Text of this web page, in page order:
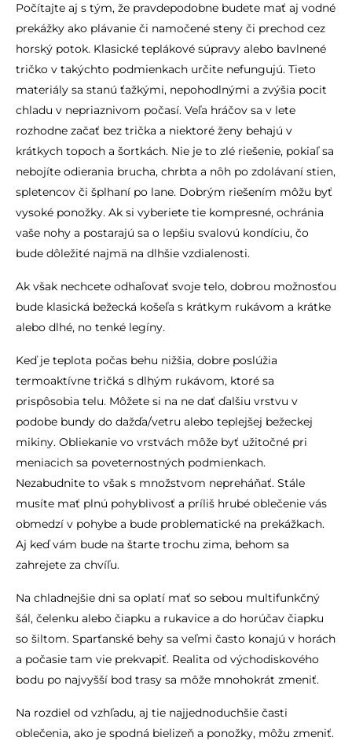
Počítajte aj s tým, že pravdepodobne budete mať aj vodné
prekážky ako plávanie či namočené steny či prechod cez
horský potok. Klasické teplákové súpravy alebo bavlnené
tričko v takýchto podmienkach určite nefungujú. Tieto
materiály sa stanú ťažkými, nepohodlnými a zvýšia pocit
chladu v nepriaznivom počasí. Veľa hráčov sa v lete
rozhodne začať bez trička a niektoré ženy behajú v
krátkych topoch a šortkách. Nie je to zlé riešenie, pokiaľ sa
nebojíte odierania brucha, chrbta a nôh po zdolávaní stien,
spletencov či šplhaní po lane. Dobrým riešením môžu byť
vysoké ponožky. Ak si vyberiete tie kompresné, ochránia
vaše nohy a postarajú sa o lepšiu svalovú kondíciu, čo
bude dôležité najmä na dlhšie vzdialenosti.
Ak však nechcete odhaľovať svoje telo, dobrou možnosťou
bude klasická bežecká košeľa s krátkym rukávom a krátke
alebo dlhé, no tenké legíny.
Keď je teplota počas behu nižšia, dobre poslúžia
termoaktívne tričká s dlhým rukávom, ktoré sa
prispôsobia telu. Môžete si na ne dať ďalšiu vrstvu v
podobe bundy do dažďa/vetru alebo teplejšej bežeckej
mikiny. Obliekanie vo vrstvách môže byť užitočné pri
meniacich sa poveternostných podmienkach.
Nezabudnite to však s množstvom nepreháňať. Stále
musíte mať plnú pohyblivosť a príliš hrubé oblečenie vás
obmedzí v pohybe a bude problematické na prekážkach.
Aj keď vám bude na štarte trochu zima, behom sa
zahrejete za chvíľu.
Na chladnejšie dni sa oplatí mať so sebou multifunkčný
šál, čelenku alebo čiapku a rukavice a do horúčav čiapku
so šiltom. Sparťanské behy sa veľmi často konajú v horách
a počasie tam vie prekvapiť. Realita od východiskového
bodu po najvyšší bod trasy sa môže mnohokrát zmeniť.
Na rozdiel od vzhľadu, aj tie najjednoduchšie časti
oblečenia, ako je spodná bielizeň a ponožky, môžu zmeniť.